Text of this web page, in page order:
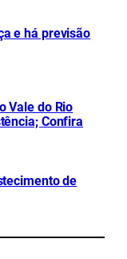
e há previsão
Vale do Rio
Confira
de